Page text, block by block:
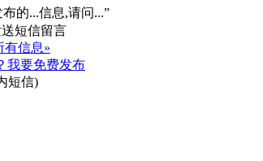
的...信息,请问...”
有信息»
我要免费发布
短信)